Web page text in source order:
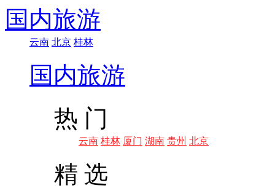
国内旅游
云南 北京 桂林
国内旅游
热 门
云南 桂林 厦门 湖南 贵州 北京
精 选